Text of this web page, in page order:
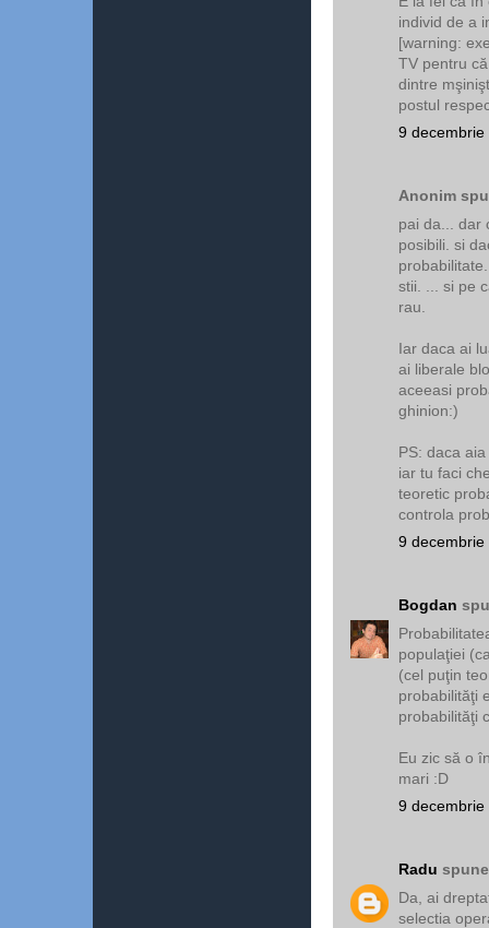
individ de a
[warning:
TV pentru
dintre
postul
9 decembrie
Anonim
pai da... dar
posibili. si
stii. ... si pe
rau.
Iar daca ai
ai liberale
aceeasi
ghinion:)
PS: daca
iar tu faci
teoretic
controla
9
Bogdan
populaţiei
(cel puţin
probabilităţi
probabilităţi
Eu zic să o
mari :D
9
Radu
Da, ai
selectia